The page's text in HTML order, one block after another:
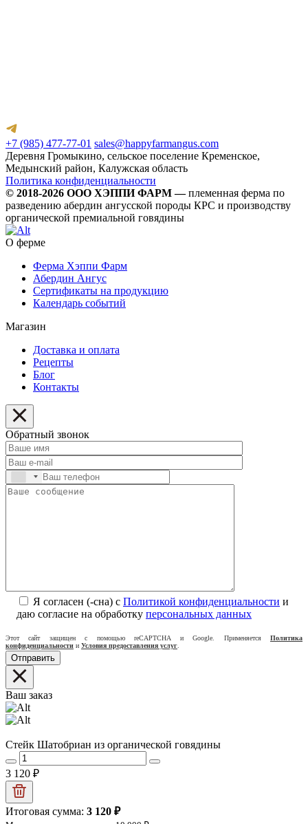
+7 (985) 477-77-01 sales@happyfarmangus.com
Деревня Громыкино, сельское поселение Кременское,
Медынский район, Калужская область
Политика конфиденциальности
© 2018-2026 ООО ХЭППИ ФАРМ —племенная ферма по
разведению абердин ангусской породы КРС и производству
органической премиальной говядины
О ферме
Ферма Хэппи Фарм
Абердин Ангус
Сертификаты на продукцию
Календарь событий
Магазин
Доставка и оплата
Рецепты
Блог
Контакты
Обратный звонок
Я согласен (-сна) с Политикой конфиденциальности и
даю согласие на обработку персональных данных
Этот сайт защищен с помощью reCAPTCHA и Google. Применяется Политика
конфиденциальности и Условия предоставления услуг
Ваш заказ
Стейк Шатобриан из органической говядины
3 120 ₽
Итоговая сумма: 3 120 ₽